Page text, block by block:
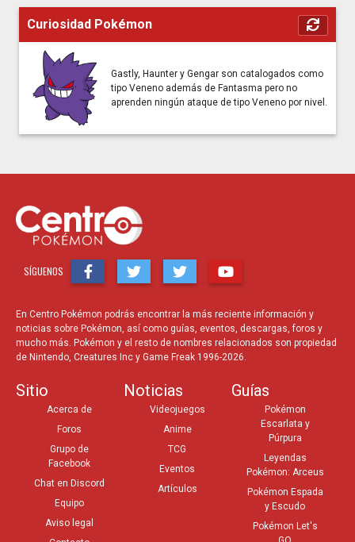
Curiosidad Pokémon
Gastly, Haunter y Gengar son catalogados como
tipo Veneno además de Fantasma pero no
aprenden ningún ataque de tipo Veneno por nivel.
SÍGUENOS
En Centro Pokémon podrás encontrar la más reciente información y
noticias sobre Pokémon, así como guías, eventos, descargas, foros y
mucho más. Pokémon y el resto de nombres relacionados son propiedad
de Nintendo, Creatures Inc y Game Freak 1996-2026.
Sitio
Acerca de
Foros
Grupo de
Facebook
Chat en Discord
Equipo
Aviso legal
Noticias
Videojuegos
Anime
TCG
Eventos
Artículos
Guías
Pokémon
Escarlata y
Púrpura
Leyendas
Pokémon: Arceus
Pokémon Espada
y Escudo
Pokémon Let's